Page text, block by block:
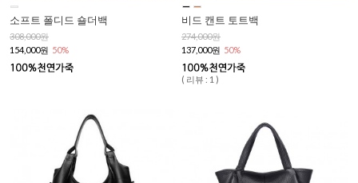
소프트 폴디드 숄더백
308,000원
154,000원 50%
비드 캔트 토트백
274,000원
137,000원 50%
( 리뷰 : 1 )